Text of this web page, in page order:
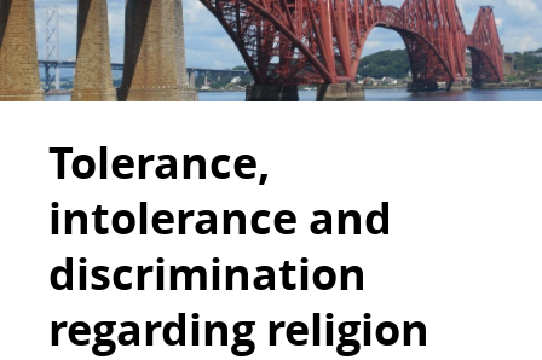
Tolerance,
intolerance and
discrimination
regarding religion